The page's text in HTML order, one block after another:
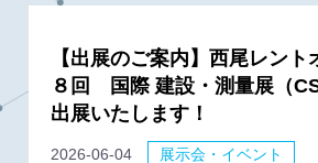
【出展のご案内】西尾レント
８回 国際 建設・測量展（
出展いたします！
2026-06-04 展示会・イベント